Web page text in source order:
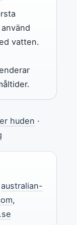
vatten.
huden ·
australian-
,